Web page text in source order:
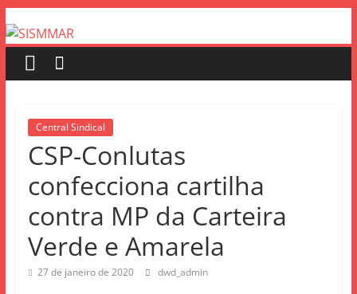
Central Sindical
CSP-Conlutas
confecciona cartilha
contra MP da Carteira
Verde e Amarela
27 de janeiro de 2020 dwd_admin